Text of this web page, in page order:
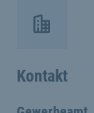
Kontakt